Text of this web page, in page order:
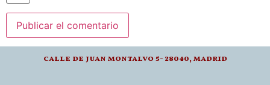
calle de juan montalvo 5- 28040, madrid